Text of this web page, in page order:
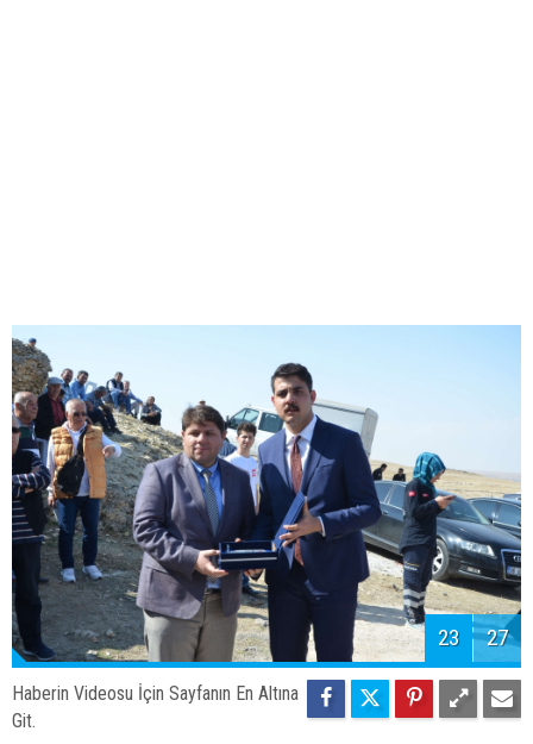
23 27
Haberin Videosu İçin Sayfanın En Altına
Git.